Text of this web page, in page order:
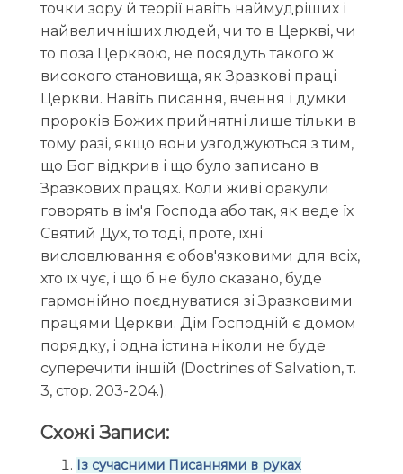
точки зору й теорії навіть наймудріших і
найвеличніших людей, чи то в Церкві, чи
то поза Церквою, не посядуть такого ж
високого становища, як Зразкові праці
Церкви. Навіть писання, вчення і думки
пророків Божих прийнятні лише тільки в
тому разі, якщо вони узгоджуються з тим,
що Бог відкрив і що було записано в
Зразкових працях. Коли живі оракули
говорять в ім'я Господа або так, як веде їх
Святий Дух, то тоді, проте, їхні
висловлювання є обов'язковими для всіх,
хто їх чує, і що б не було сказано, буде
гармонійно поєднуватися зі Зразковими
працями Церкви. Дім Господній є домом
порядку, і одна істина ніколи не буде
суперечити іншій (Doctrines of Salvation, т.
3, стор. 203-204.).
Схожі Записи:
Із сучасними Писаннями в руках